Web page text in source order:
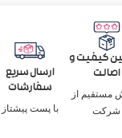
کیفیت و
اصالت
مستقیم از
شرکت
ارسال سریع
سفارشات
با پست پیشتاز